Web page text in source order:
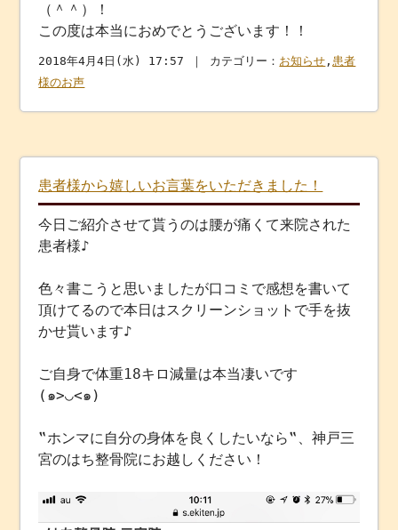
（＾＾）！
この度は本当におめでとうございます！！
2018年4月4日(水) 17:57 ｜ カテゴリー： お知らせ ,患者
様のお声
患者様から嬉しいお言葉をいただきました！
今日ご紹介させて貰うのは腰が痛くて来院された
患者様♪
色々書こうと思いましたが口コミで感想を書いて
頂けてるので本日はスクリーンショットで手を抜
かせ貰います♪
ご自身で体重18キロ減量は本当凄いです
(๑>◡<๑)
‟ホンマに自分の身体を良くしたいなら‟、神戸三
宮のはち整骨院にお越しください！